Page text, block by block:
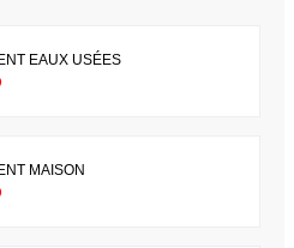
EAUX USÉES
MAISON